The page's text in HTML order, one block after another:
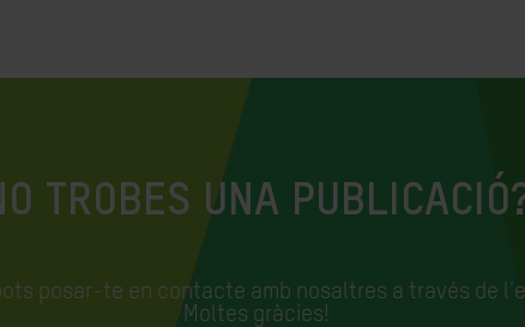
TROBES UNA
posar-te en contacte amb nosaltres a través de
Moltes gràcies!